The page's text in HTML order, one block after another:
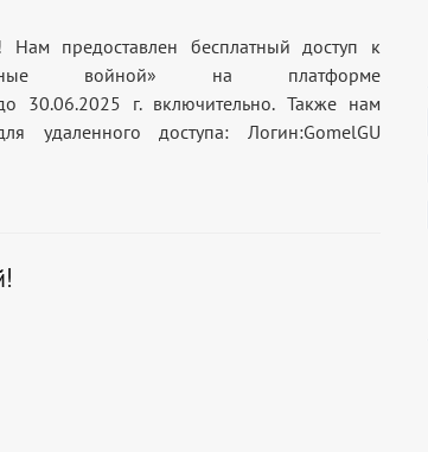
предоставлен бесплатный доступ к
войной» на платформе
30.06.2025 г. включительно. Также нам
удаленного доступа: Логин:GomelGU